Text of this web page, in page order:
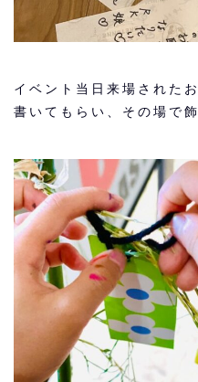
イベント当日来場された
書いてもらい、その場で